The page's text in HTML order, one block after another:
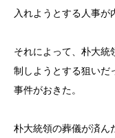
入れようとする人事が
それによって、朴大統
制しようとする狙いだ
事件がおきた。
朴大統領の葬儀が済ん